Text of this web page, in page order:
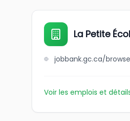
La Petite
Voir les emplois et